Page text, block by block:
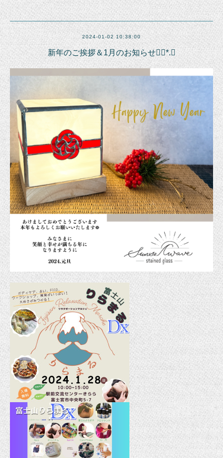
2024-01-02 10:38:00
新年のご挨拶＆1月のお知らせ❁⃘*.ﾟ